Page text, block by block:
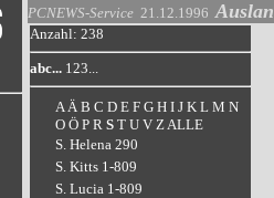
PCNEWS-Service 21.12.1996
Anzahl: 238
abc... 123...
A Ä B C D E F G H I J K L M N
O Ö P R S T U V Z ALLE
S. Helena 290
S. Kitts 1-809
S. Lucia 1-809